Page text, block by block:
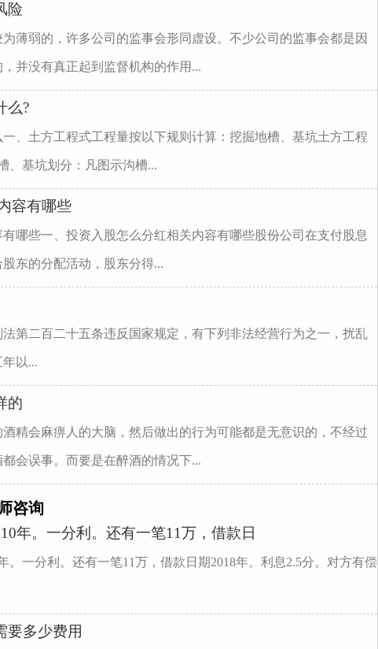
险
薄弱的，许多公司的监事会形同虚设。不少公司的监事会都是因
并没有真正起到监督机构的作用...
么?
、土方工程式工程量按以下规则计算：挖掘地槽、基坑土方工程
、基坑划分：凡图示沟槽...
容有哪些
哪些一、投资入股怎么分红相关内容有哪些股份公司在支付股息
东的分配活动，股东分得...
第二百二十五条违反国家规定，有下列非法经营行为之一，扰乱
以...
的
精会麻痹人的大脑，然后做出的行为可能都是无意识的，不经过
会误事。而要是在醉酒的情况下...
咨询
年。一分利。还有一笔11万，借款日
。一分利。还有一笔11万，借款日期2018年。利息2.5分。对方有偿
要多少费用